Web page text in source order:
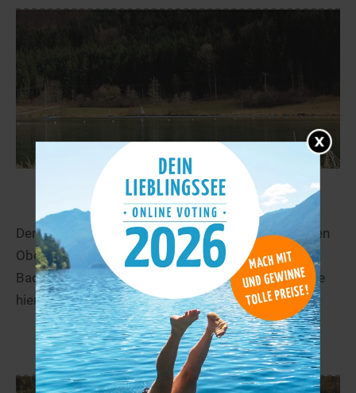
Stausee Oberdigisheim 30,7 km
Der Stausee Oberdigisheim liegt zwischen den Orten
Oberdigisheim, Obernheim und Unterdigisheim in
Baden-Württemberg. Mehr Infos zum See finden Sie
hier!
mehr